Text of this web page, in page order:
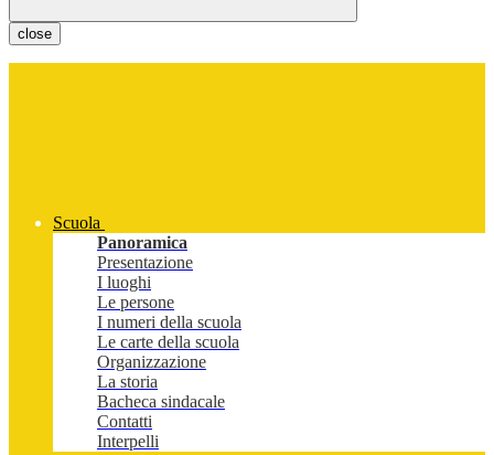
close
Scuola
Panoramica
Presentazione
I luoghi
Le persone
I numeri della scuola
Le carte della scuola
Organizzazione
La storia
Bacheca sindacale
Contatti
Interpelli